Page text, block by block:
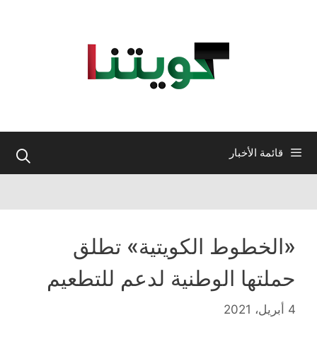
قائمة الأخبار
«الخطوط الكويتية» تطلق
حملتها الوطنية لدعم للتطعيم
4 أبريل، 2021